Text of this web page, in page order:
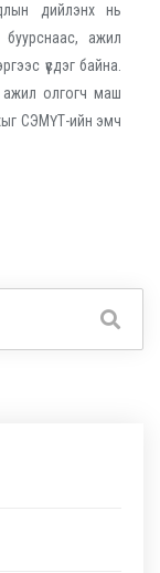
дийлэнх нь
ажил
үүсдэг байна.
ажил олгогч маш
СЭМҮТ-ийн эмч